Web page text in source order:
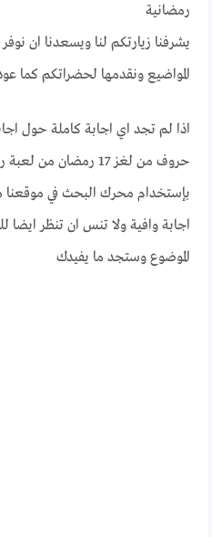
رمضانية
يشرفنا زيارتكم لنا ويسعدنا ان
المواضيع ونقدمها لحضراتكم كما
حروف من لغز 17
بإستخدام محرك البحث في موقعنا
اجابة وافية ولا تنس ان تنظر ايضا
الموضوع وستجد ما يفيدك